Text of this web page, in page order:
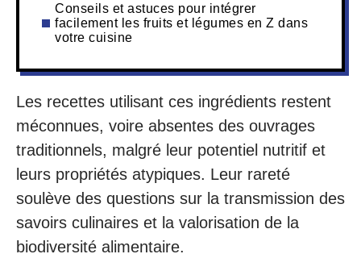
Conseils et astuces pour intégrer
facilement les fruits et légumes en Z dans
votre cuisine
Les recettes utilisant ces ingrédients restent
méconnues, voire absentes des ouvrages
traditionnels, malgré leur potentiel nutritif et
leurs propriétés atypiques. Leur rareté
soulève des questions sur la transmission des
savoirs culinaires et la valorisation de la
biodiversité alimentaire.